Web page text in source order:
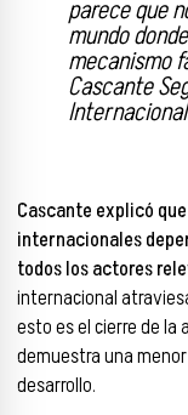
parece que
mundo
mecanismo
Cascante
Cascante explicó
internacionales
todos los actores
internacional
esto es el cierre de la
demuestra una
desarrollo.